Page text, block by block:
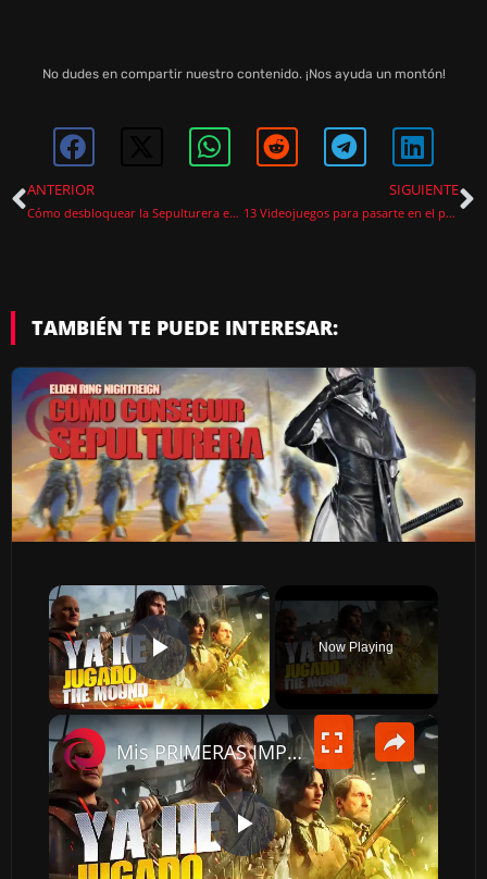
No dudes en compartir nuestro contenido. ¡Nos ayuda un montón!
ANTERIOR
Cómo desbloquear la Sepulturera en Elden Ring Nightreign
SIGUIENTE
13 Videojuegos para pasarte en el puente de Diciembre
TAMBIÉN TE PUEDE INTERESAR:
×
PLAY VIDEO
Now Playing
×
P
Mis PRIMERAS IMPRESIONES de The Mound: Omen of Cthulhu